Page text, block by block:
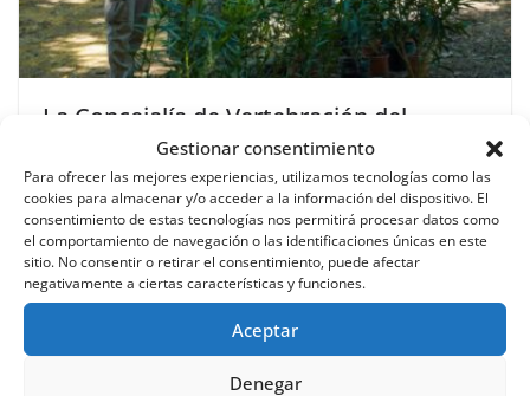
Gestionar consentimiento
Para ofrecer las mejores experiencias, utilizamos tecnologías como las
cookies para almacenar y/o acceder a la información del dispositivo. El
consentimiento de estas tecnologías nos permitirá procesar datos como
el comportamiento de navegación o las identificaciones únicas en este
sitio. No consentir o retirar el consentimiento, puede afectar
negativamente a ciertas características y funciones.
Aceptar
Denegar
La Concejalía de Vertebración del
Territorio y Lucha contra la
Despoblación impulsa la
renaturalización y mejora de zonas
verdes en siete pedanías altas de Lorca
28 mayo, 2026